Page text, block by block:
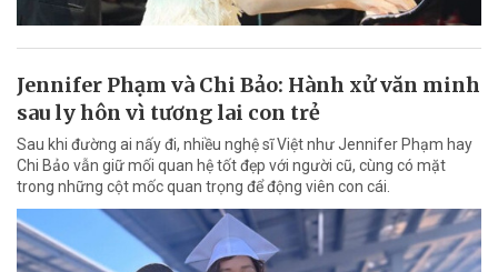
Jennifer Phạm và Chi Bảo: Hành xử văn minh
sau ly hôn vì tương lai con trẻ
Sau khi đường ai nấy đi, nhiều nghệ sĩ Việt như Jennifer Phạm hay
Chi Bảo vẫn giữ mối quan hệ tốt đẹp với người cũ, cùng có mặt
trong những cột mốc quan trọng để động viên con cái.